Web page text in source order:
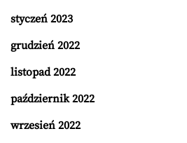
styczeń 2023
grudzień 2022
listopad 2022
październik 2022
wrzesień 2022